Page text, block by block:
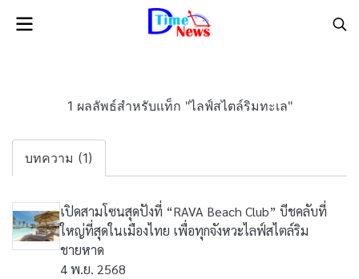
1 ผลลัพธ์สำหรับแท็ก "ไลฟ์สไตล์ริมทะเล"
บทความ (1)
เปิดสามโซนสุดปังที่ “RAVA Beach Club” บีชคลับที่
ใหญ่ที่สุดในเมืองไทย เพื่อทุกจังหวะไลฟ์สไตล์ริม
ชายหาด
4 พ.ย. 2568